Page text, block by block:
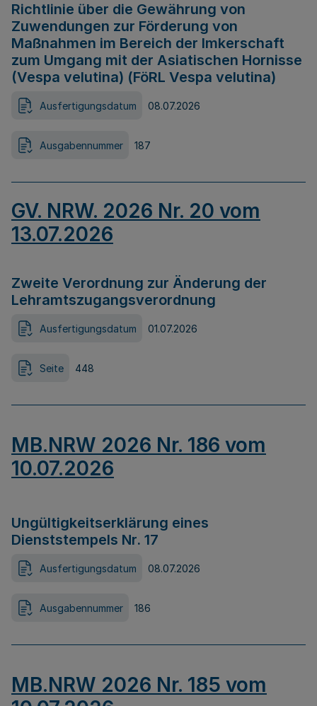
Richtlinie über die Gewährung von
Zuwendungen zur Förderung von
Maßnahmen im Bereich der Imkerschaft
zum Umgang mit der Asiatischen Hornisse
(Vespa velutina) (FöRL Vespa velutina)
Ausfertigungsdatum 08.07.2026
Ausgabennummer 187
GV. NRW. 2026 Nr. 20 vom
13.07.2026
Zweite Verordnung zur Änderung der
Lehramtszugangsverordnung
Ausfertigungsdatum 01.07.2026
Seite 448
MB.NRW 2026 Nr. 186 vom
10.07.2026
Ungültigkeitserklärung eines
Dienststempels Nr. 17
Ausfertigungsdatum 08.07.2026
Ausgabennummer 186
MB.NRW 2026 Nr. 185 vom